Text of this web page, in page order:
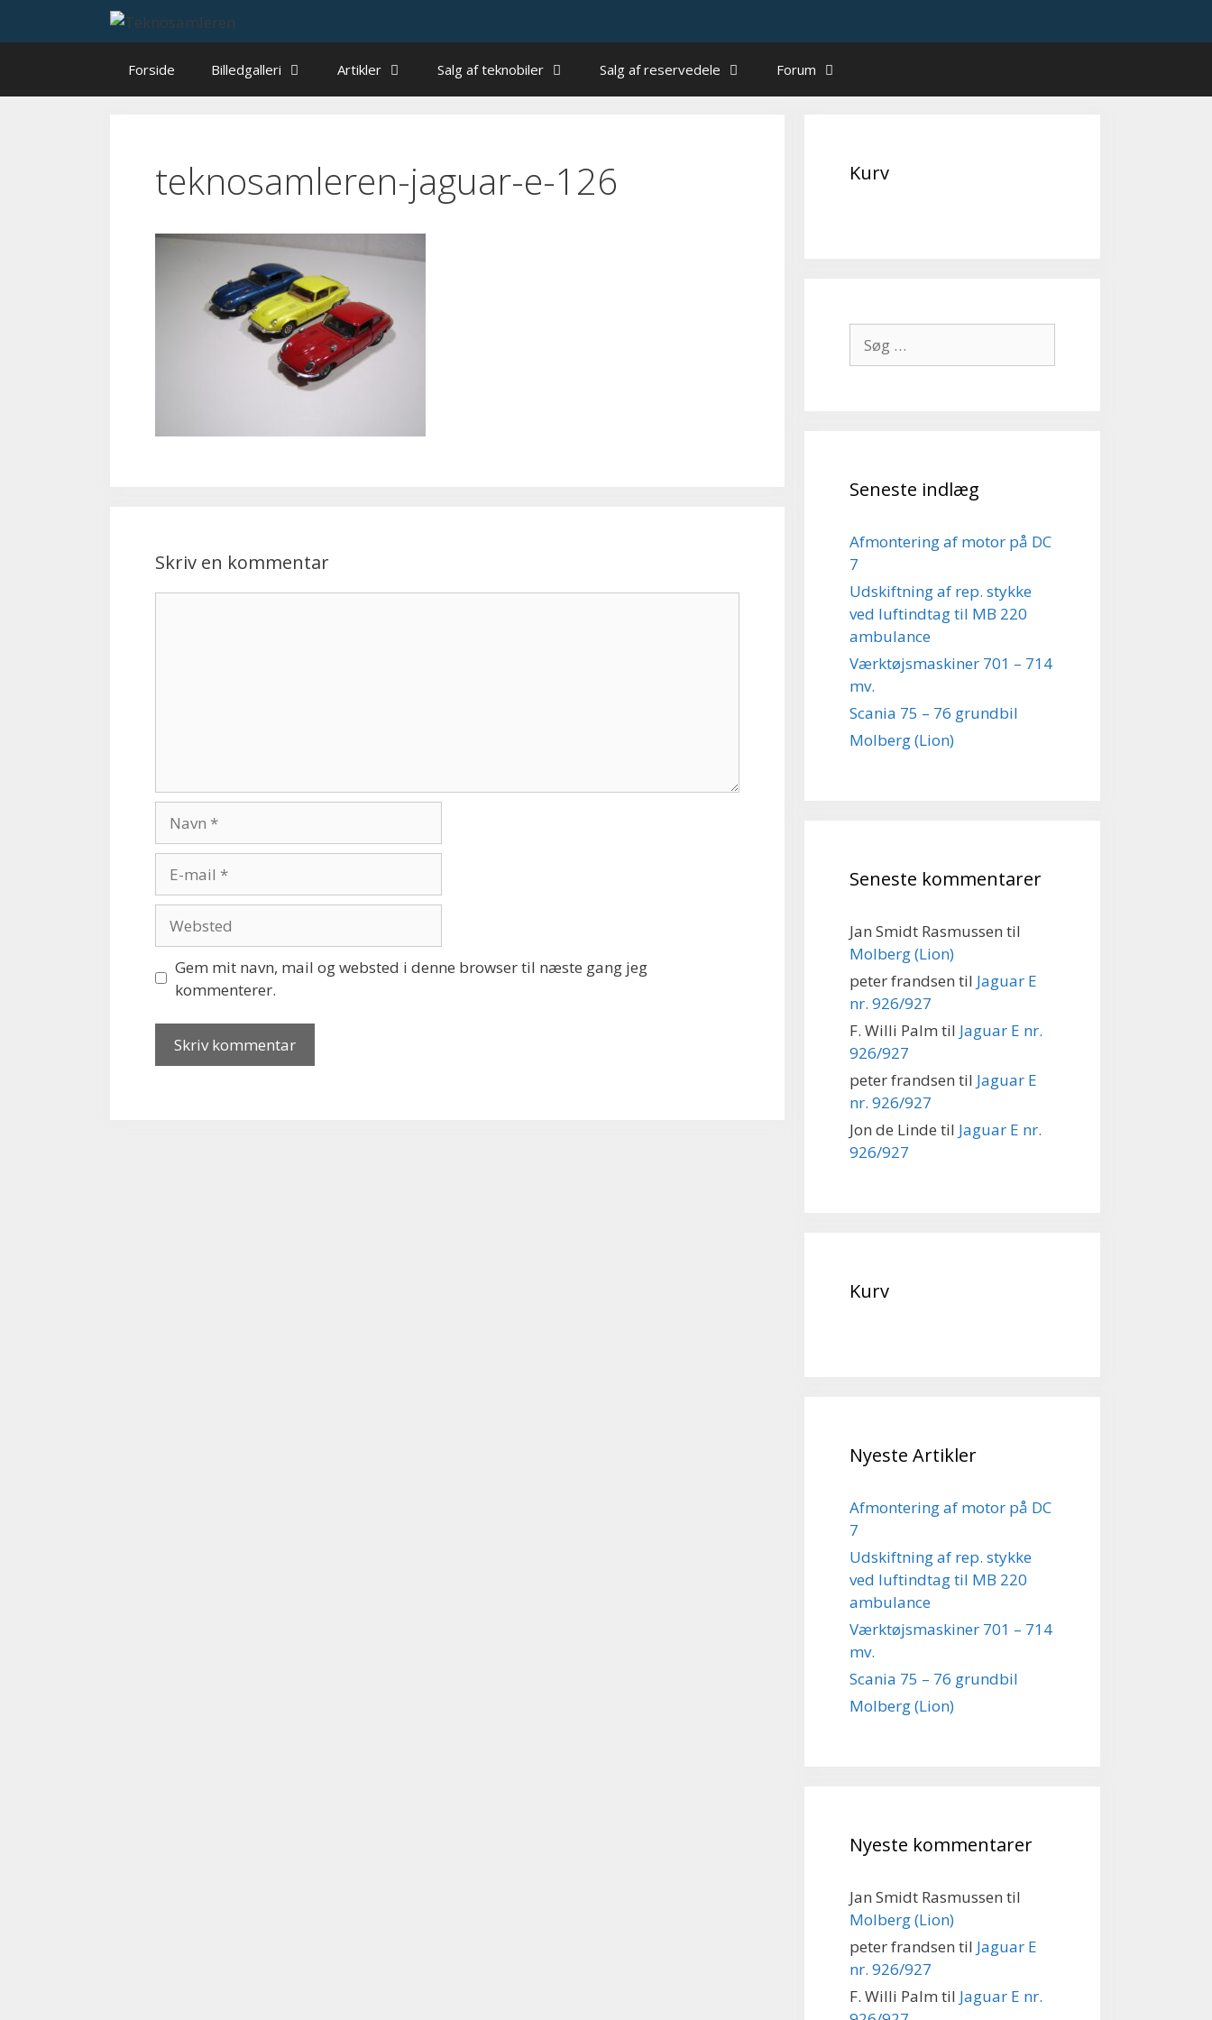
Forside Billedgalleri Artikler Salg af teknobiler Salg af reservedele Forum
teknosamleren-jaguar-e-126
Skriv en kommentar
mail
Gem mit navn, mail og websted i denne browser til næste gang jeg
kommenterer.
Kurv
efter:
Seneste indlæg
Afmontering af motor på DC
7
Udskiftning af rep. stykke
ved luftindtag til MB 220
ambulance
Værktøjsmaskiner 701 – 714
mv.
Scania 75 – 76 grundbil
Molberg (Lion)
Seneste kommentarer
Jan Smidt Rasmussen til
Molberg (Lion)
peter frandsen til Jaguar E
nr. 926/927
F. Willi Palm til Jaguar E nr.
926/927
peter frandsen til Jaguar E
nr. 926/927
Jon de Linde til Jaguar E nr.
926/927
Kurv
Nyeste Artikler
Afmontering af motor på DC
7
Udskiftning af rep. stykke
ved luftindtag til MB 220
ambulance
Værktøjsmaskiner 701 – 714
mv.
Scania 75 – 76 grundbil
Molberg (Lion)
Nyeste kommentarer
Jan Smidt Rasmussen til
Molberg (Lion)
peter frandsen til Jaguar E
nr. 926/927
F. Willi Palm til Jaguar E nr.